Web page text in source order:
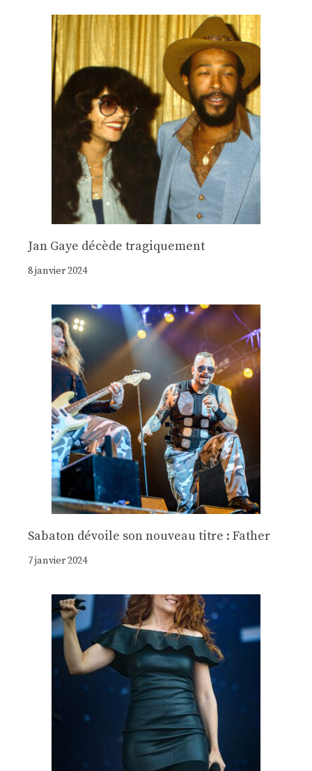
Jan Gaye décède tragiquement
8 janvier 2024
Sabaton dévoile son nouveau titre : Father
7 janvier 2024